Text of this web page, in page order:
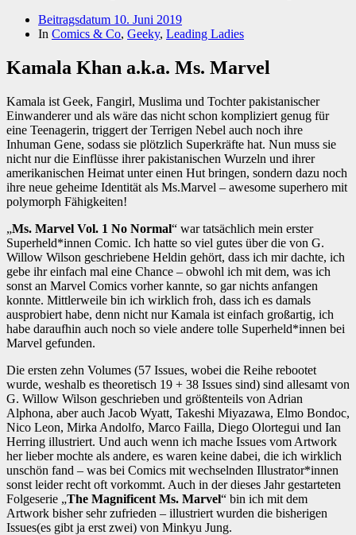
Beitragsdatum 10. Juni 2019
In Comics & Co, Geeky, Leading Ladies
Kamala Khan a.k.a. Ms. Marvel
Kamala ist Geek, Fangirl, Muslima und Tochter pakistanischer
Einwanderer und als wäre das nicht schon kompliziert genug für
eine Teenagerin, triggert der Terrigen Nebel auch noch ihre
Inhuman Gene, sodass sie plötzlich Superkräfte hat. Nun muss sie
nicht nur die Einflüsse ihrer pakistanischen Wurzeln und ihrer
amerikanischen Heimat unter einen Hut bringen, sondern dazu noch
ihre neue geheime Identität als Ms.Marvel – awesome superhero mit
polymorph Fähigkeiten!
„Ms. Marvel Vol. 1 No Normal“ war tatsächlich mein erster
Superheld*innen Comic. Ich hatte so viel gutes über die von G.
Willow Wilson geschriebene Heldin gehört, dass ich mir dachte, ich
gebe ihr einfach mal eine Chance – obwohl ich mit dem, was ich
sonst an Marvel Comics vorher kannte, so gar nichts anfangen
konnte. Mittlerweile bin ich wirklich froh, dass ich es damals
ausprobiert habe, denn nicht nur Kamala ist einfach großartig, ich
habe daraufhin auch noch so viele andere tolle Superheld*innen bei
Marvel gefunden.
Die ersten zehn Volumes (57 Issues, wobei die Reihe rebootet
wurde, weshalb es theoretisch 19 + 38 Issues sind) sind allesamt von
G. Willow Wilson geschrieben und größtenteils von Adrian
Alphona, aber auch Jacob Wyatt, Takeshi Miyazawa, Elmo Bondoc,
Nico Leon, Mirka Andolfo, Marco Failla, Diego Olortegui und Ian
Herring illustriert. Und auch wenn ich mache Issues vom Artwork
her lieber mochte als andere, es waren keine dabei, die ich wirklich
unschön fand – was bei Comics mit wechselnden Illustrator*innen
sonst leider recht oft vorkommt. Auch in der dieses Jahr gestarteten
Folgeserie „The Magnificent Ms. Marvel“ bin ich mit dem
Artwork bisher sehr zufrieden – illustriert wurden die bisherigen
Issues(es gibt ja erst zwei) von Minkyu Jung.